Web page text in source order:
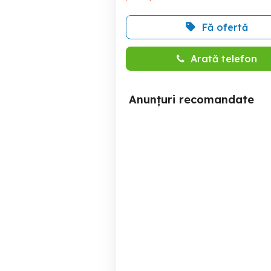
Fă ofertă
Arată telefon
Anunțuri recomandate